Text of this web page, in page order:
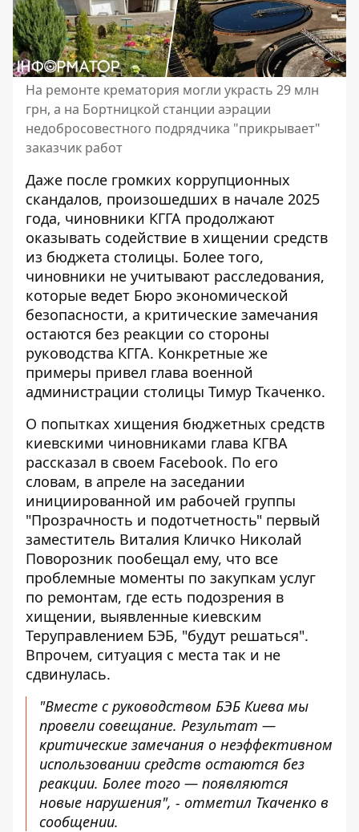
На ремонте крематория могли украсть 29 млн
грн, а на Бортницкой станции аэрации
недобросовестного подрядчика "прикрывает"
заказчик работ
Даже после громких коррупционных
скандалов, произошедших в начале 2025
года, чиновники КГГА продолжают
оказывать содействие в хищении средств
из бюджета столицы. Более того,
чиновники не учитывают расследования,
которые ведет Бюро экономической
безопасности, а критические замечания
остаются без реакции со стороны
руководства КГГА. Конкретные же
примеры привел глава военной
администрации столицы Тимур Ткаченко.
О попытках хищения бюджетных средств
киевскими чиновниками глава КГВА
рассказал в своем Facebook. По его
словам, в апреле на заседании
инициированной им рабочей группы
"Прозрачность и подотчетность" первый
заместитель Виталия Кличко Николай
Поворозник пообещал ему, что все
проблемные моменты по закупкам услуг
по ремонтам, где есть подозрения в
хищении, выявленные киевским
Теруправлением БЭБ, "будут решаться".
Впрочем, ситуация с места так и не
сдвинулась.
"Вместе с руководством БЭБ Киева мы
провели совещание. Результат —
критические замечания о неэффективном
использовании средств остаются без
реакции. Более того — появляются
новые нарушения", - отметил Ткаченко в
сообщении.